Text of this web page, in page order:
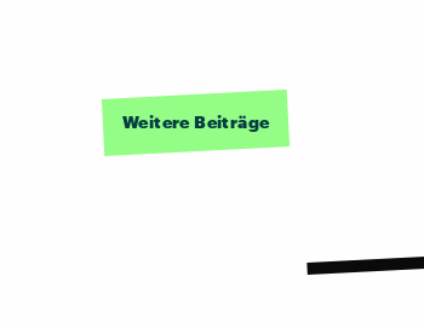
Weitere Beiträge